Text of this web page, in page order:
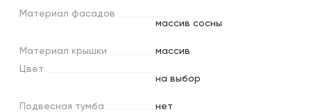
Материал фасадов
массив сосны
Материал крышки
массив
Цвет
на выбор
Подвесная тумба
нет